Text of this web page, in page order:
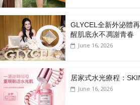
GLYCEL全新外泌體
醒肌底永不凋謝青春
June 16, 2026
居家式水光療程：
June 16, 2026